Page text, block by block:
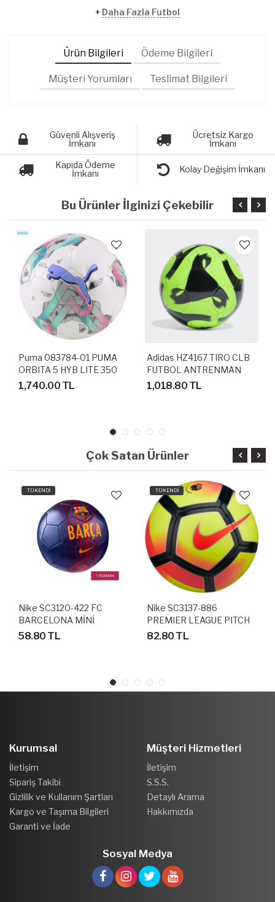
+ Daha Fazla Futbol
Ürün Bilgileri Ödeme Bilgileri
Müşteri Yorumları Teslimat Bilgileri
Güvenli Alışveriş
İmkanı
Ücretsiz Kargo
İmkanı
Kapıda Ödeme
İmkanı
Kolay Değişim İmkanı
Bu Ürünler İlginizi Çekebilir
Puma 083784-01 PUMA
ORBITA 5 HYB LITE 350
HAFİF AĞIRLIKTA FUTBOL
ANTRENMAN TOPU
1,740.00 TL
Adidas HZ4167 TIRO CLB
FUTBOL ANTRENMAN
TOPU
1,018.80 TL
Çok Satan Ürünler
TÜKENDİ
Nike SC3120-422 FC
BARCELONA MİNİ
FUTBOL TOPU 1 NUMARA
58.80 TL
TÜKENDİ
Nike SC3137-886
PREMIER LEAGUE PITCH
FUTBOL ANTRENMAN
82.80 TL
Kurumsal
İletişim
Sipariş Takibi
Gizlilik ve Kullanım Şartları
Kargo ve Taşıma Bilgileri
Garanti ve İade
Müşteri Hizmetleri
İletişim
S.S.S.
Detaylı Arama
Hakkımızda
Sosyal Medya